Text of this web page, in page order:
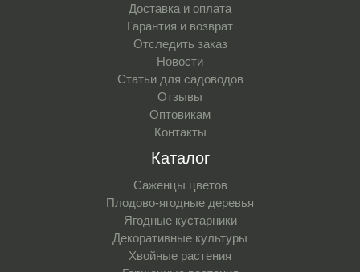
Доставка и оплата
Гарантия и возврат
Отследить заказ
Новости
Статьи для садоводов
Отзывы
Оптовикам
Контакты
Каталог
Саженцы цветов
Плодово-ягодные деревья
Ягодные кустарники
Декоративные культуры
Хвойные растения